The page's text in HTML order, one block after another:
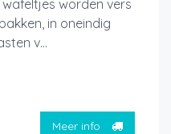
worden vers
in oneindig
v...
Meer info